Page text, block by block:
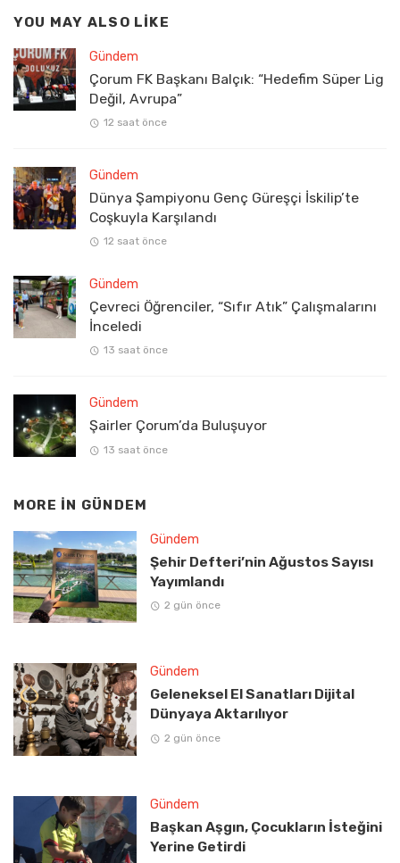
YOU MAY ALSO LIKE
Gündem
Çorum FK Başkanı Balçık: “Hedefim Süper Lig
Değil, Avrupa”
12 saat önce
Gündem
Dünya Şampiyonu Genç Güreşçi İskilip’te
Coşkuyla Karşılandı
12 saat önce
Gündem
Çevreci Öğrenciler, “Sıfır Atık” Çalışmalarını
İnceledi
13 saat önce
Gündem
Şairler Çorum’da Buluşuyor
13 saat önce
MORE IN GÜNDEM
Gündem
Şehir Defteri’nin Ağustos Sayısı
Yayımlandı
2 gün önce
Gündem
Geleneksel El Sanatları Dijital
Dünyaya Aktarılıyor
2 gün önce
Gündem
Başkan Aşgın, Çocukların İsteğini
Yerine Getirdi